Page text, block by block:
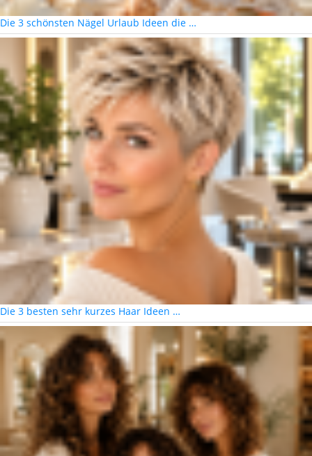
Die 3 schönsten Nägel Urlaub Ideen die …
Die 3 besten sehr kurzes Haar Ideen …